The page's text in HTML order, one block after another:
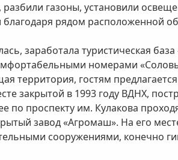
газоны, установили
рядом расположенной
заработала туристическая
номерами
территория, гостям
закрытой в 1993 году ВДНХ,
проспекту им. Кулакова
завод «Агромаш». На его
сооружениями, конечно